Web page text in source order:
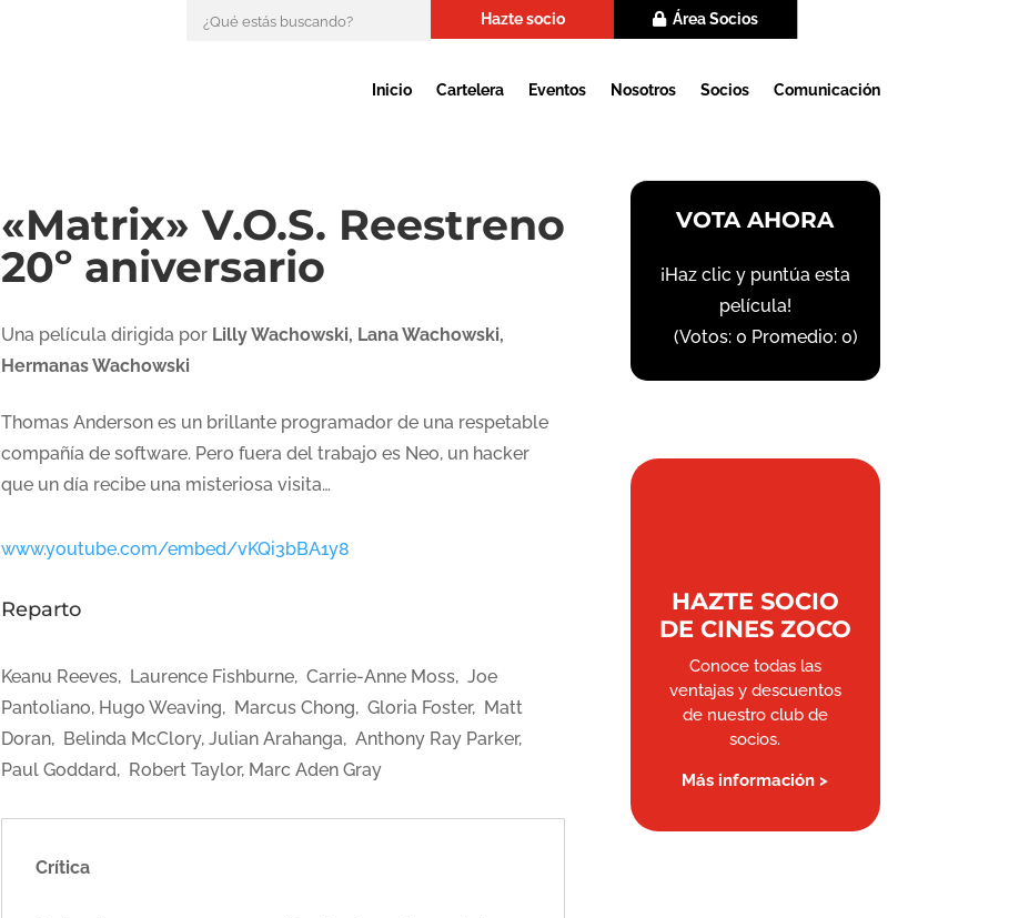
Hazte socio Área Socios
Inicio Cartelera Eventos Nosotros Socios Comunicación
«Matrix» V.O.S. Reestreno
20º aniversario
Una película dirigida por Lilly Wachowski, Lana Wachowski,
Hermanas Wachowski
Thomas Anderson es un brillante programador de una respetable
compañía de software. Pero fuera del trabajo es Neo, un hacker
que un día recibe una misteriosa visita…
www.youtube.com/embed/vKQi3bBA1y8
Reparto
Keanu Reeves, Laurence Fishburne, Carrie-Anne Moss, Joe
Pantoliano, Hugo Weaving, Marcus Chong, Gloria Foster, Matt
Doran, Belinda McClory, Julian Arahanga, Anthony Ray Parker,
Paul Goddard, Robert Taylor, Marc Aden Gray
Crítica
VOTA AHORA
¡Haz clic y puntúa esta
película!
(Votos:0 Promedio:0)
HAZTE SOCIO
DE CINES ZOCO
Conoce todas las
ventajas y descuentos
de nuestro club de
socios.
Más información >